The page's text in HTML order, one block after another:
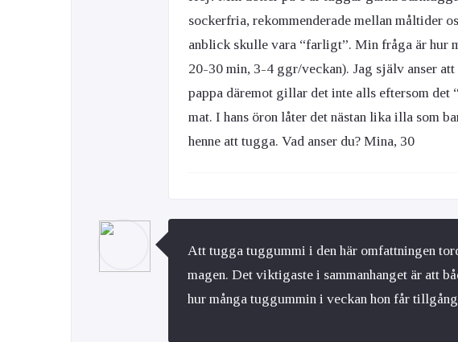
sockerfria, rekommenderade mellan måltider
anblick skulle vara “farligt”. Min fråga är hur
20-30 min, 3-4 ggr/veckan). Jag själv anser att
pappa däremot gillar det inte alls eftersom det
mat. I hans öron låter det nästan lika illa som
henne att tugga. Vad anser du? Mina, 30
Att tugga tuggummi i den här omfattningen
magen. Det viktigaste i sammanhanget är att
hur många tuggummin i veckan hon får